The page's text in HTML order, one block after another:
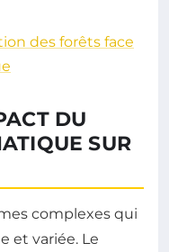
des forêts face
DU
SUR
complexes qui
et variée. Le